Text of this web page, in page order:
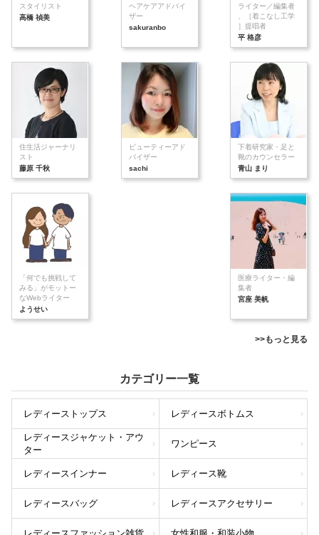
スタイリスト
高橋 禎美
ヘアケアアドバイ
ザー
sakuranbo
ライター／編集者
、［着こなし工学
］提唱者
平 格彦
住生活ジャーナリ
スト
藤原 千秋
ビューティーアド
バイザー
sachi
下着研究家・足と
靴のカウンセラー
青山 まり
「何でも挑戦して
みる」がモットー
なWebライター
ようせい
医療ライター・編
集者
宮座 美帆
>>もっと見る
カテゴリー一覧
レディーストップス レディースボトムス
レディースジャケット・アウ
ター
ワンピース
レディースインナー レディース靴
レディースバッグ レディースアクセサリー